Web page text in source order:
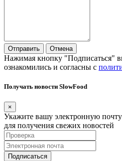
Отправить Отмена
Нажимая кнопку "Подписаться"
ознакомились и согласны с
Получать новости SlowFood
×
Укажите вашу электронную почту
для получения свежих новостей
Подписаться